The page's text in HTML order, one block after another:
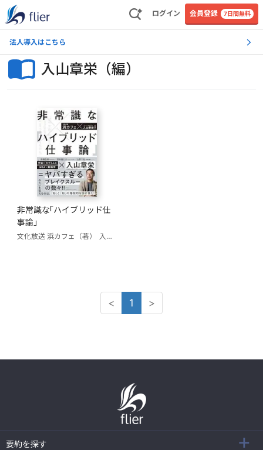
ログイン 会員登録 7日間無料
法人導入はこちら
入山章栄（編）
非常識な｢ハイブリッド仕
事論」
文化放送 浜カフェ（著） 入山章栄（編）
< 1 >
要約を探す